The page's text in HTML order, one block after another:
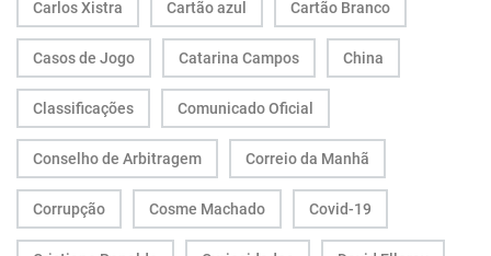
Carlos Xistra Cartão azul Cartão Branco
Casos de Jogo Catarina Campos China
Classificações Comunicado Oficial
Conselho de Arbitragem Correio da Manhã
Corrupção Cosme Machado Covid-19